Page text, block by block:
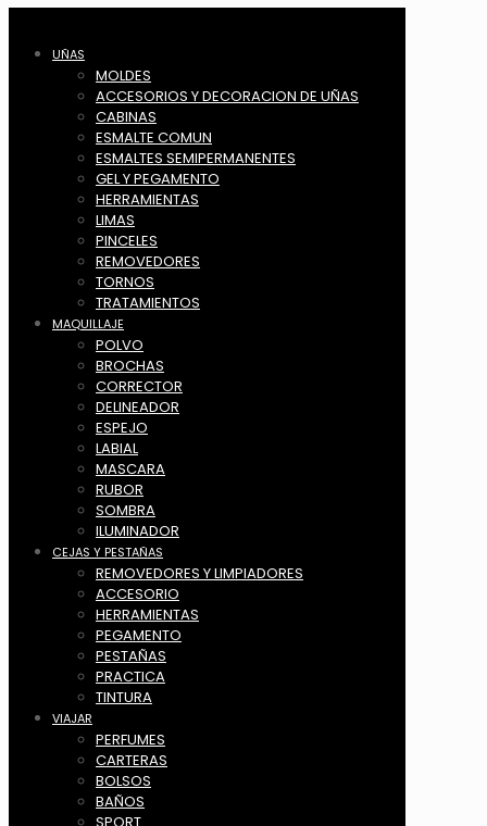
UÑAS
MOLDES
ACCESORIOS Y DECORACION DE UÑAS
CABINAS
ESMALTE COMUN
ESMALTES SEMIPERMANENTES
GEL Y PEGAMENTO
HERRAMIENTAS
LIMAS
PINCELES
REMOVEDORES
TORNOS
TRATAMIENTOS
MAQUILLAJE
POLVO
BROCHAS
CORRECTOR
DELINEADOR
ESPEJO
LABIAL
MASCARA
RUBOR
SOMBRA
ILUMINADOR
CEJAS Y PESTAÑAS
REMOVEDORES Y LIMPIADORES
ACCESORIO
HERRAMIENTAS
PEGAMENTO
PESTAÑAS
PRACTICA
TINTURA
VIAJAR
PERFUMES
CARTERAS
BOLSOS
BAÑOS